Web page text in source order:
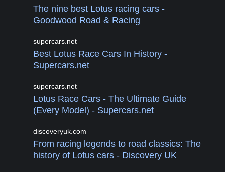
The nine best Lotus racing cars -
Goodwood Road & Racing
supercars.net
Best Lotus Race Cars In History -
Supercars.net
supercars.net
Lotus Race Cars - The Ultimate Guide
(Every Model) - Supercars.net
discoveryuk.com
From racing legends to road classics: The
history of Lotus cars - Discovery UK